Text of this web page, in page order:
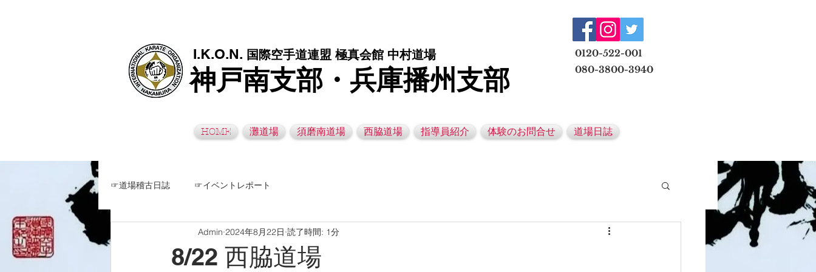
I.K.O.N. 国際空手道連盟 極真会館 中村道場
神戸南支部・兵庫播州支部
0120-522-001
080-3800-3940
HOME 灘道場 須磨南道場 西脇道場 指導員紹介 体験のお問合せ 道場日誌
☞道場稽古日誌 ☞イベントレポート
8/22 西脇道場
Admin 2024年8月22日 読了時間: 1分